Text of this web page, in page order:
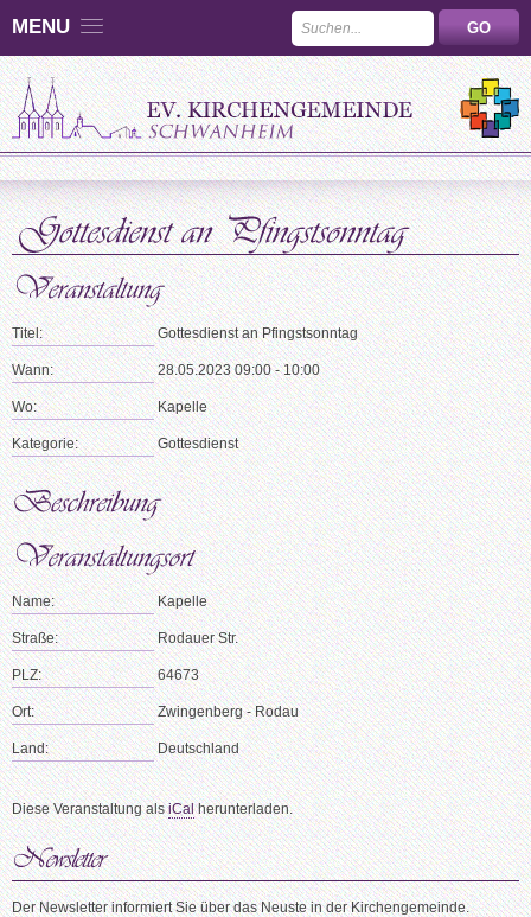
MENU
Titel: Gottesdienst an Pfingstsonntag
Wann: 28.05.2023 09:00 - 10:00
Wo: Kapelle
Kategorie: Gottesdienst
Name: Kapelle
Straße: Rodauer Str.
PLZ: 64673
Ort: Zwingenberg - Rodau
Land: Deutschland
Diese Veranstaltung alsiCalherunterladen.
Der Newsletter informiert Sie über das Neuste in der Kirchengemeinde.